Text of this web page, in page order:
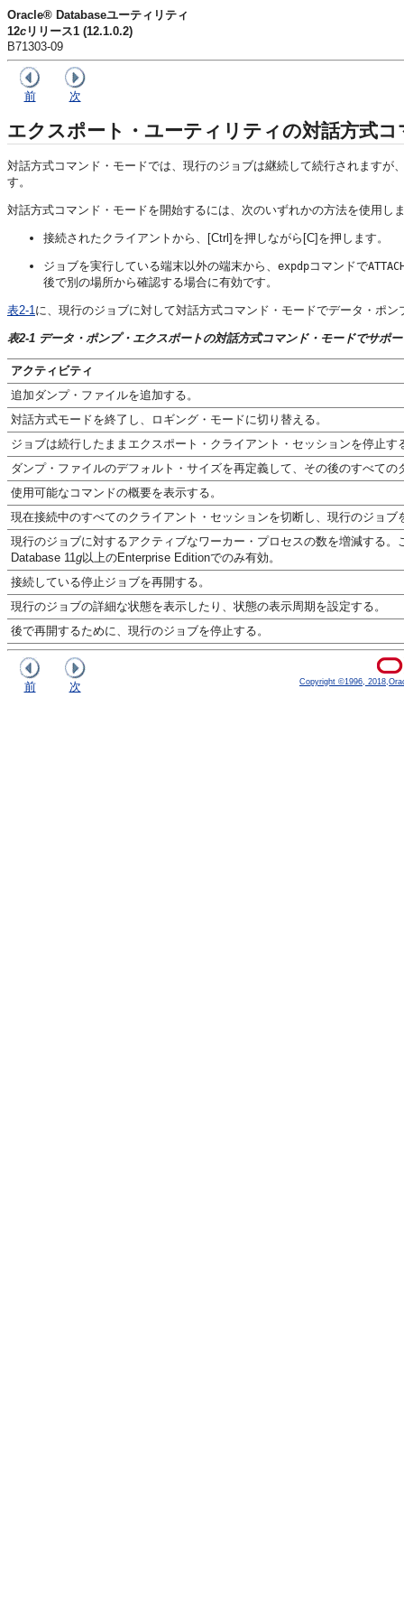
Oracle® Databaseユーティリティ
12c リリース1 (12.1.0.2)
B71303-09
前 次
エクスポート・ユーティリティの対話方式
対話方式コマンド・モードでは、現行のジョブは継続して続行されますが
す。
対話方式コマンド・モードを開始するには、次のいずれかの方法を使用し
接続されたクライアントから、[Ctrl]を押しながら[C]を押します。
ジョブを実行している端末以外の端末から、 expdpコマンドで
後で別の場所から確認する場合に有効です。
表2-1 に、現行のジョブに対して対話方式コマンド・モードでデータ・ポ
表2-1 データ・ポンプ・エクスポートの対話方式コマンド・モードでサポ
アクティビティ
追加ダンプ・ファイルを追加する。
対話方式モードを終了し、ロギング・モードに切り替える。
ジョブは続行したままエクスポート・クライアント・セッションを停止す
ダンプ・ファイルのデフォルト・サイズを再定義して、その後のすべての
使用可能なコマンドの概要を表示する。
現在接続中のすべてのクライアント・セッションを切断し、現行のジョブ
現行のジョブに対するアクティブなワーカー・プロセスの数を増減する。
Database 11g以上のEnterprise Editionでのみ有効。
接続している停止ジョブを再開する。
現行のジョブの詳細な状態を表示したり、状態の表示周期を設定する。
後で再開するために、現行のジョブを停止する。
前 次 Copyright ©1996,